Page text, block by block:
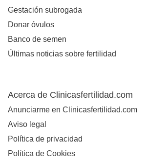
Gestación subrogada
Donar óvulos
Banco de semen
Últimas noticias sobre fertilidad
Acerca de Clinicasfertilidad.com
Anunciarme en Clinicasfertilidad.com
Aviso legal
Política de privacidad
Política de Cookies